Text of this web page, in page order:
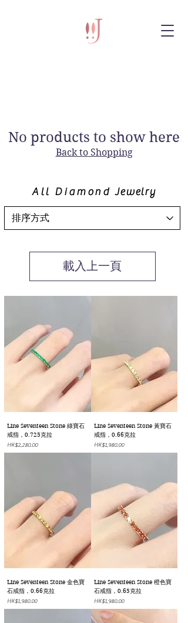
No products to show here
Back to Shopping
All DiamondJewelry
載入上一頁
Line Seventeen Stone 綠寶石
戒指，0.725克拉
價格
HK$2,280.00
Line Seventeen Stone 黃寶石
戒指，0.66克拉
價格
HK$1,980.00
Line Seventeen Stone 金色寶
石戒指，0.66克拉
價格
HK$1,980.00
Line Seventeen Stone 橙色寶
石戒指，0.65克拉
價格
HK$1,980.00